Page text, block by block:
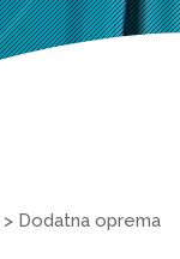
> Dodatna oprema